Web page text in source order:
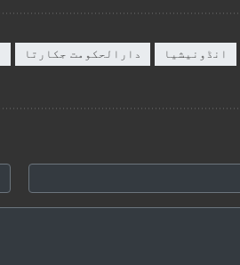
انڈونیشیا دارالحکومت جکارتا